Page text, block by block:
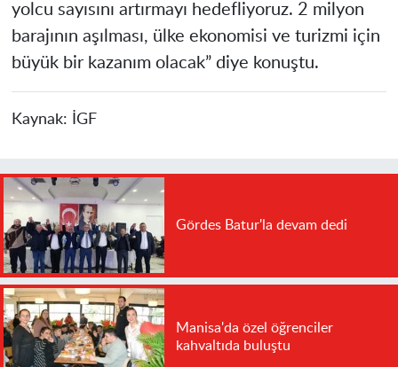
yolcu sayısını artırmayı hedefliyoruz. 2 milyon
barajının aşılması, ülke ekonomisi ve turizmi için
büyük bir kazanım olacak” diye konuştu.
Kaynak: İGF
Gördes Batur'la devam dedi
Manisa'da özel öğrenciler
kahvaltıda buluştu